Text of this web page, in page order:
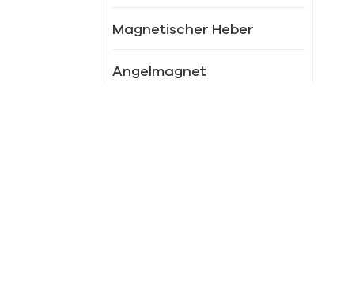
Magnetischer Heber
Angelmagnet